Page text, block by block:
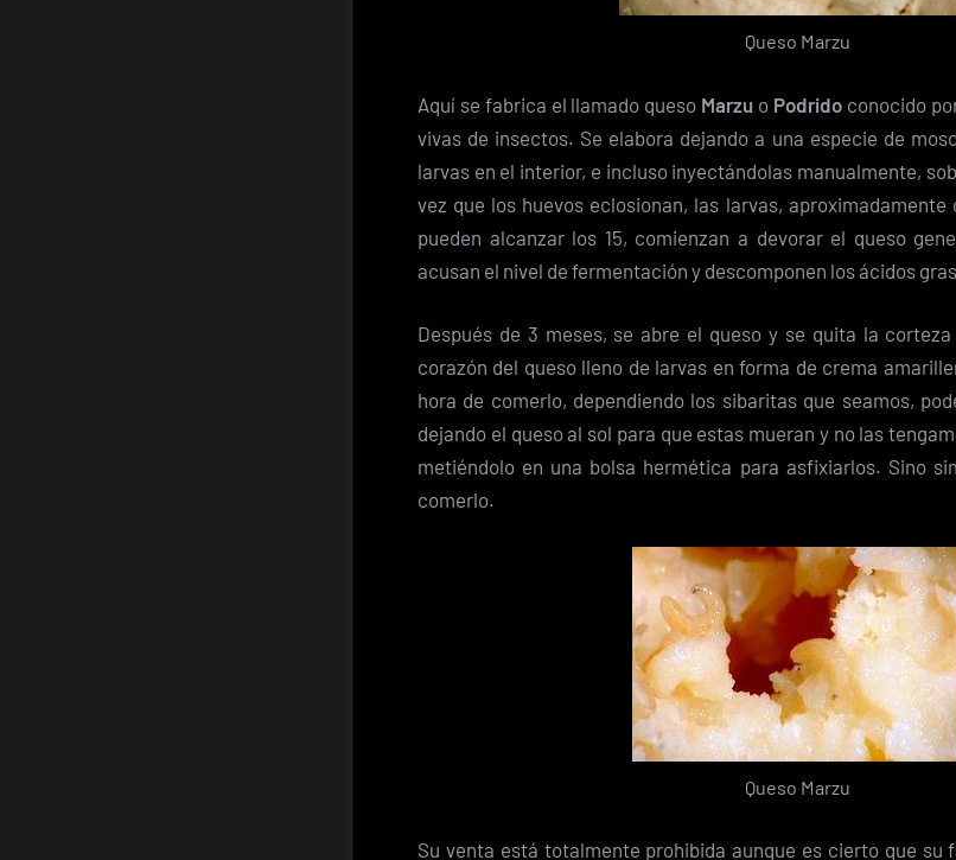
Queso Marzu
Aquí se fabrica el llamado queso Marzu o Podridoconocido
vivas de insectos. Se elabora dejando a una especie de
larvas en el interior, e incluso inyectándolas manualmente,
vez que los huevos eclosionan, las larvas,
pueden alcanzar los 15, comienzan a devorar el queso
acusan el nivel de fermentación y descomponen los ácidos
Después de 3 meses, se abre el queso y se quita la
corazón del queso lleno de larvas en forma de crema
hora de comerlo, dependiendo los sibaritas que seamos,
dejando el queso al sol para que estas mueran y no las
metiéndolo en una bolsa hermética para asfixiarlos. Sino
comerlo.
Queso Marzu
Su venta está totalmente prohibida aunque es cierto que su